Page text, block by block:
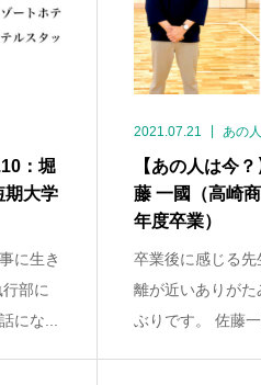
：堀
期大学
に生き
部に
にな...
2021.07.21 あの
【あの人は今
藤 一國（高崎
年度卒業）
卒業後に感じる
離が近いありがた
ぶりです。 佐藤一